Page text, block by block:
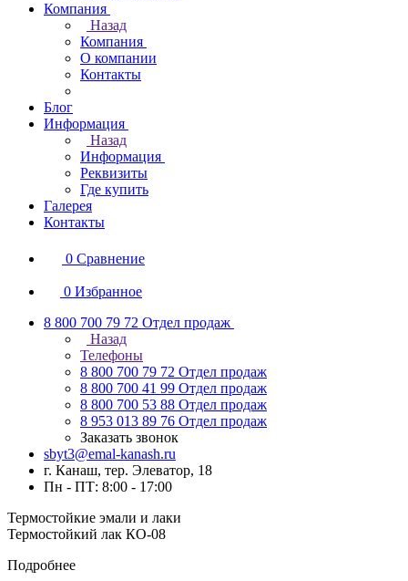
Компания
Назад
Компания
О компании
Контакты
Блог
Информация
Назад
Информация
Реквизиты
Где купить
Галерея
Контакты
0 Сравнение
0 Избранное
8 800 700 79 72 Отдел продаж
Назад
Телефоны
8 800 700 79 72 Отдел продаж
8 800 700 41 99 Отдел продаж
8 800 700 53 88 Отдел продаж
8 953 013 89 76 Отдел продаж
Заказать звонок
sbyt3@emal-kanash.ru
г. Канаш, тер. Элеватор, 18
Пн - ПТ: 8:00 - 17:00
Термостойкие эмали и лаки
Термостойкий лак КО-08
Подробнее